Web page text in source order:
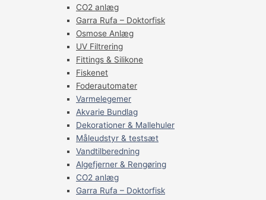
CO2 anlæg
Garra Rufa – Doktorfisk
Osmose Anlæg
UV Filtrering
Fittings & Silikone
Fiskenet
Foderautomater
Varmelegemer
Akvarie Bundlag
Dekorationer & Mallehuler
Måleudstyr & testsæt
Vandtilberedning
Algefjerner & Rengøring
CO2 anlæg
Garra Rufa – Doktorfisk